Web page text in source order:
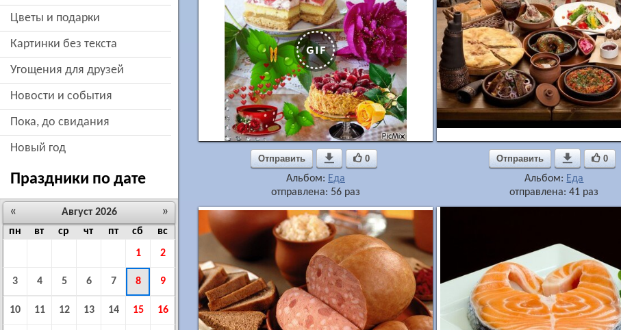
цветы и подарки
картинки без текста
угощения для друзей
новости и события
пока, до свидания
новый год
Праздники по дате
« »
Август 2026
пн
вт ср чт пт сб
вс
1
2
3 4 5 6 7 8 9
10 11 12 13 14 15 16
Отправить  0
Альбом: Еда
отправлена: 56 раз
Отправить  0
Альбом: Еда
отправлена: 41 раз